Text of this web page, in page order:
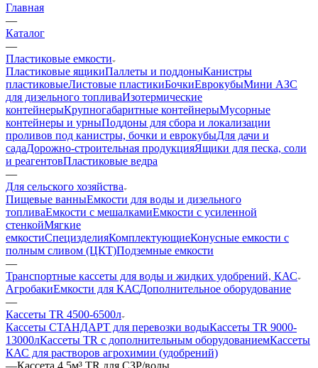
Главная
—
Каталог
—
Пластиковые емкости
Пластиковые ящикиПаллеты и поддоныКанистры
пластиковыеЛистовые пластикиБочкиЕврокубыМини АЗС
для дизельного топливаИзотермические
контейнерыКрупногабаритные контейнерыМусорные
контейнеры и урныПоддоны для сбора и локализации
проливов под канистры, бочки и еврокубыДля дачи и
садаДорожно-строительная продукцияЯщики для песка, соли
и реагентовПластиковые ведра
—
Для сельского хозяйства
Пищевые ванныЕмкости для воды и дизельного
топливаЕмкости с мешалкамиЕмкости с усиленной
стенкойМягкие
емкостиСпецизделияКомплектующиеКонусные емкости с
полным сливом (ЦКТ)Подземные емкости
—
Транспортные кассеты для воды и жидких удобрений, КАС
АгробакиЕмкости для КАСДополнительное оборудование
—
Кассеты TR 4500-6500л
Кассеты СТАНДАРТ для перевозки водыКассеты TR 9000-
13000лКассеты TR с дополнительным оборудованиемКассеты
КАС для растворов агрохимии (удобрений)
—Кассета 4,5м³ TR для СЗР/воды